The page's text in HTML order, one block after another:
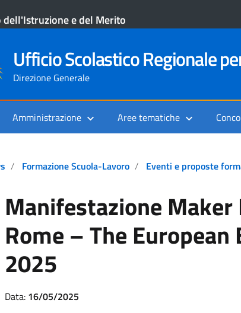
dell'Istruzione e del Merito
Ufficio Scolastico Regionale
Direzione Generale
Amministrazione Aree tematiche
Formazione Scuola-Lavoro Eventi e proposte
Manifestazione Maker
Rome – The European
2025
Data: 16/05/2025